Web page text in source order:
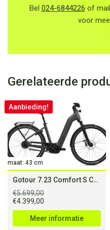
Bel 024-6844226 of
voor
Gerelateerde
maat: 43 cm
Aanbieding!
Gotour 7.23 Comfort S Cold Anthracite (750Wh)
€5.699,00
Oorspronkelijke
prijs
€5.699,00.
€4.399,00
prijs
is:
€4.399,00.
Meer informatie